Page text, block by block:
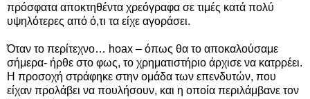
πρόσφατα αποκτηθέντα χρεόγραφα σε τιμές κατά πολύ
υψηλότερες από ό,τι τα είχε αγοράσει.
Όταν το περίτεχνο… hoax – όπως θα το αποκαλούσαμε
σήμερα- ήρθε στο φως, το χρηματιστήριο άρχισε να κατρρέει.
Η προσοχή στράφηκε στην ομάδα των επενδυτών, που
είχαν προλάβει να πουλήσουν, και η οποία περιλάμβανε τον